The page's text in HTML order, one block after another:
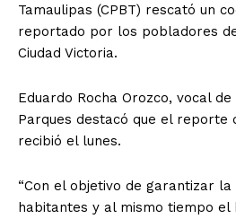
Tamaulipas (CPBT) rescató un
reportado por los pobladores
Ciudad Victoria.
Eduardo Rocha Orozco, vocal
Parques destacó que el reporte
recibió el lunes.
“Con el objetivo de garantizar
habitantes y al mismo tiempo el